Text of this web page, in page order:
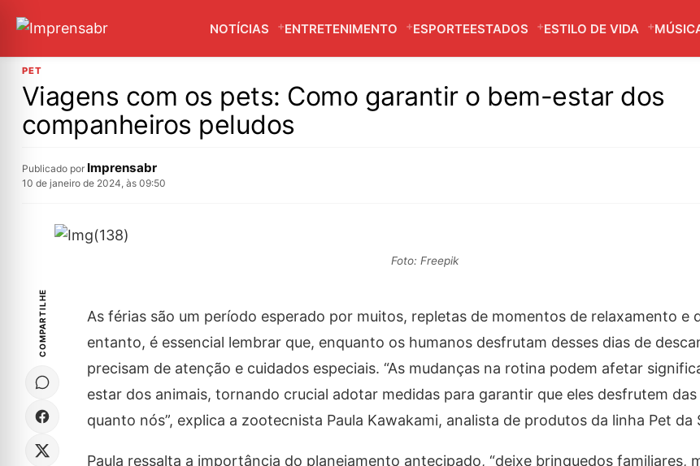
NOTÍCIAS ENTRETENIMENTO ESPORTEESTADOS ESTILO DE VIDA
PET
Viagens com os pets: Como garantir o bem-estar dos
companheiros peludos
Publicado por Imprensabr
10 de janeiro de 2024, às 09:50
Foto: Freepik
COMPARTILHE
As férias são um período esperado por muitos, repletas de momentos de relaxamento e
entanto, é essencial lembrar que, enquanto os humanos desfrutam desses dias de
precisam de atenção e cuidados especiais. “As mudanças na rotina podem afetar
estar dos animais, tornando crucial adotar medidas para garantir que eles desfrutem
quanto nós”, explica a zootecnista Paula Kawakami, analista de produtos da linha Pet da
Paula ressalta a importância do planejamento antecipado, “deixe brinquedos familiares,